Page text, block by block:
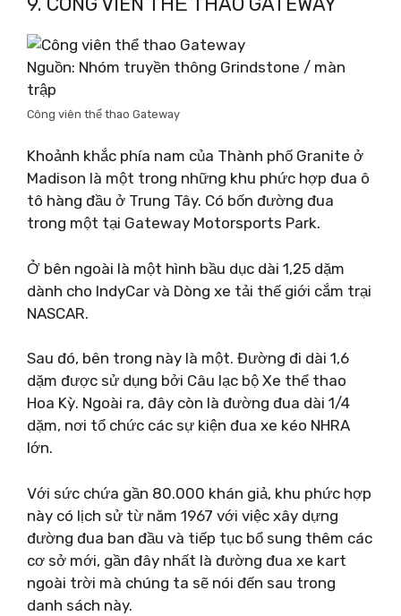
Nguồn: Nhóm truyền thông Grindstone / màn
trập
Công viên thể thao Gateway
Khoảnh khắc phía nam của Thành phố Granite ở
Madison là một trong những khu phức hợp đua ô
tô hàng đầu ở Trung Tây. Có bốn đường đua
trong một tại Gateway Motorsports Park.
Ở bên ngoài là một hình bầu dục dài 1,25 dặm
dành cho IndyCar và Dòng xe tải thế giới cắm trại
NASCAR.
Sau đó, bên trong này là một. Đường đi dài 1,6
dặm được sử dụng bởi Câu lạc bộ Xe thể thao
Hoa Kỳ. Ngoài ra, đây còn là đường đua dài 1/4
dặm, nơi tổ chức các sự kiện đua xe kéo NHRA
lớn.
Với sức chứa gần 80.000 khán giả, khu phức hợp
này có lịch sử từ năm 1967 với việc xây dựng
đường đua ban đầu và tiếp tục bổ sung thêm các
cơ sở mới, gần đây nhất là đường đua xe kart
ngoài trời mà chúng ta sẽ nói đến sau trong
danh sách này.